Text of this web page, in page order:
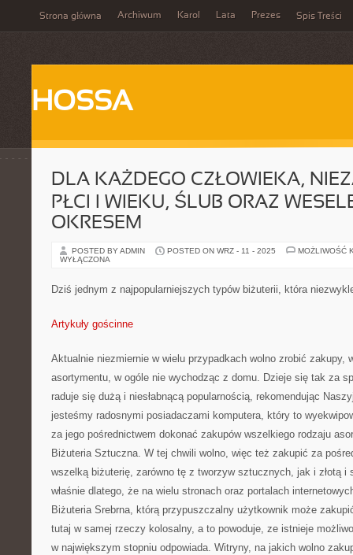
Strona główna Archiwum Karol Lata Prezes Spis Treści
HOSSA
DLA KAŻDEGO CZŁOWIEKA,
PŁCI I WIEKU, ŚLUB ORAZ
OKRESEM
POSTED BY ADMIN POSTED ON WRZ - 11 - 2025
MOŻLIWOŚĆ
WYŁĄCZONA
Dziś jednym z najpopularniejszych typów biżuterii, która
Artykuły gościnne
Aktualnie niezmiernie w wielu przypadkach wolno zrobić zakupy,
asortymentu, w ogóle nie wychodząc z domu. Dzieje się tak za
raduje się dużą i niesłabnącą popularnością, rekomendując
jesteśmy radosnymi posiadaczami komputera, który to
za jego pośrednictwem dokonać zakupów wszelkiego rodzaju
Biżuteria Sztuczna. W tej chwili wolno, więc też zakupić za
wszelką biżuterię, zarówno tę z tworzyw sztucznych, jak i złotą i
właśnie dlatego, że na wielu stronach oraz portalach
Biżuteria Srebrna, którą przypuszczalny użytkownik może
tutaj w samej rzeczy kolosalny, a to powoduje, ze istnieje
w największym stopniu odpowiada. Witryny, na jakich wolno